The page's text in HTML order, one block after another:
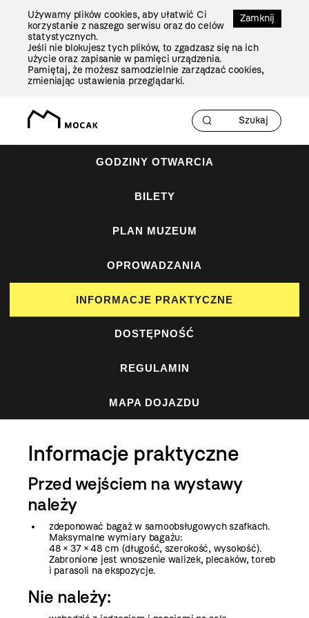
Zamknij
Używamy plików cookies, aby ułatwić Ci
korzystanie z naszego serwisu oraz do celów
statystycznych.
Jeśli nie blokujesz tych plików, to zgadzasz się na ich
użycie oraz zapisanie w pamięci urządzenia.
Pamiętaj, że możesz samodzielnie zarządzać cookies,
zmieniając ustawienia przeglądarki.
GODZINY OTWARCIA
BILETY
PLAN MUZEUM
OPROWADZANIA
INFORMACJE PRAKTYCZNE
DOSTĘPNOŚĆ
REGULAMIN
MAPA DOJAZDU
Informacje praktyczne
Przed wejściem na wystawy
należy
zdeponować bagaż w samoobsługowych szafkach.
Maksymalne wymiary bagażu:
48 × 37 × 48 cm (długość, szerokość, wysokość).
Zabronione jest wnoszenie walizek, plecaków, toreb
i parasoli na ekspozycje.
Nie należy: